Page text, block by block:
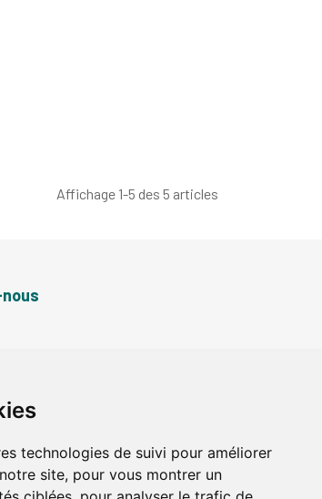
technologies de suivi pour améliorer
site, pour vous montrer un
Affichage 1-5 des 5 articles
- Click & Collect
Relais